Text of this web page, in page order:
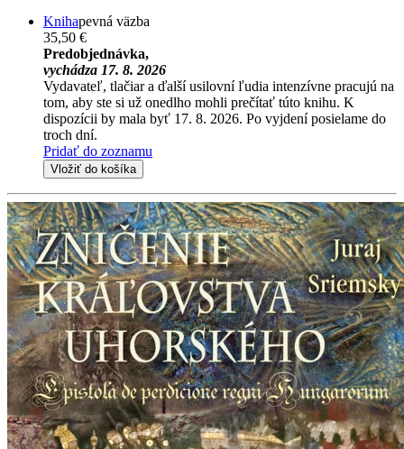
Knihapevná väzba
35,50 €
Predobjednávka,
vychádza 17. 8. 2026
Vydavateľ, tlačiar a ďalší usilovní ľudia intenzívne pracujú na
tom, aby ste si už onedlho mohli prečítať túto knihu. K
dispozícii by mala byť 17. 8. 2026. Po vyjdení posielame do
troch dní.
Pridať do zoznamu
Vložiť do košíka